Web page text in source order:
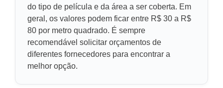
do tipo de película e da área a ser coberta. Em
geral, os valores podem ficar entre R$ 30 a R$
80 por metro quadrado. É sempre
recomendável solicitar orçamentos de
diferentes fornecedores para encontrar a
melhor opção.